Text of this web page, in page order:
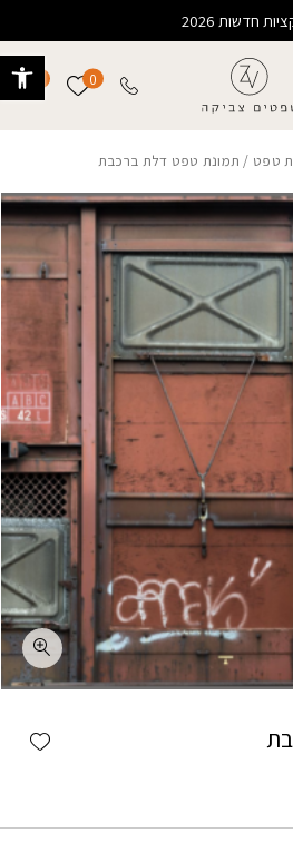
חדשות 2026
0 הרשימה
טפט / תמונת טפט דלת ברכבת